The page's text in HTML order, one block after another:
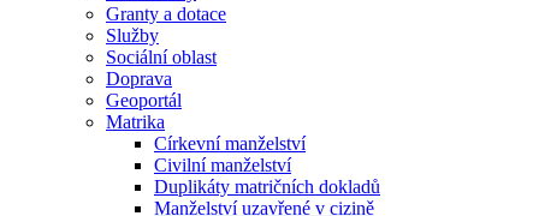
Granty a dotace
Služby
Sociální oblast
Doprava
Geoportál
Matrika
Církevní manželství
Civilní manželství
Duplikáty matričních dokladů
Manželství uzavřené v cizině